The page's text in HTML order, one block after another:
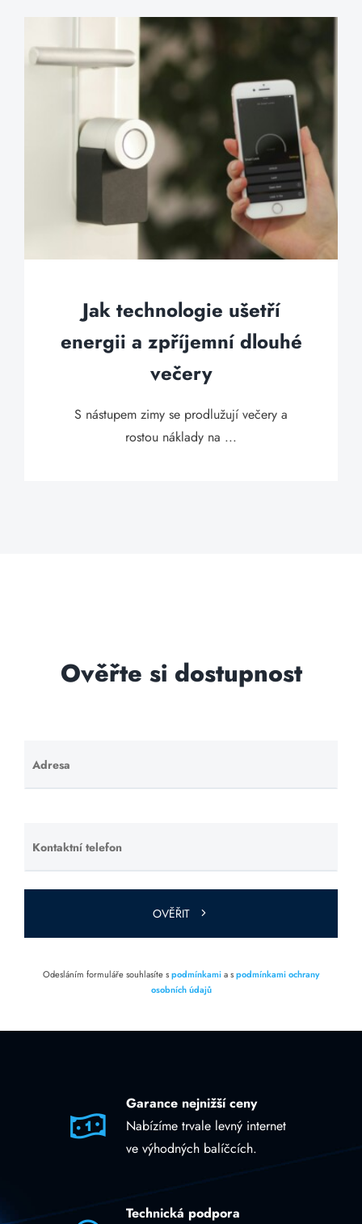
Jak technologie ušetří
energii a zpříjemní dlouhé
večery
S nástupem zimy se prodlužují večery a
rostou náklady na ...
Ověřte si dostupnost
Adresa
Ponechte
toto pole
Kontaktní telefon
Ponechte
toto pole
prázdné.
OVĚŘIT
Odesláním formuláře souhlasíte spodmínkamia spodmínkami ochrany
osobních údajů
Garance nejnižší ceny
Nabízíme trvale levný internet
ve výhodných balíčcích.
Technická podpora